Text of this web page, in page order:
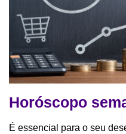
Horóscopo
É essencial para o seu